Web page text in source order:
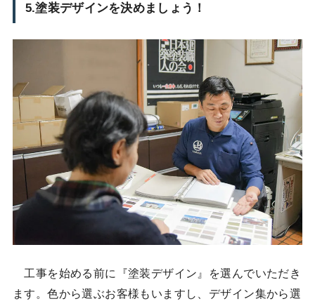
5.塗装デザインを決めましょう！
工事を始める前に『塗装デザイン』を選んでいただき
ます。色から選ぶお客様もいますし、デザイン集から選